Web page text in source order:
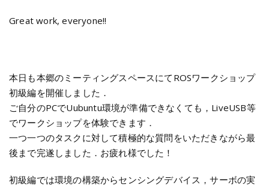
Great work, everyone!!
本日も本郷のミーティングスペースにてROSワークショップ
初級編を開催しました．
ご自分のPCでUubuntu環境が準備できなくても，LiveUSB等
でワークショップを体験できます．
一つ一つのタスクに対して積極的な質問をいただきながら最
後まで完遂しました．お疲れ様でした！
初級編では環境の構築からセンシングデバイス，サーボの実